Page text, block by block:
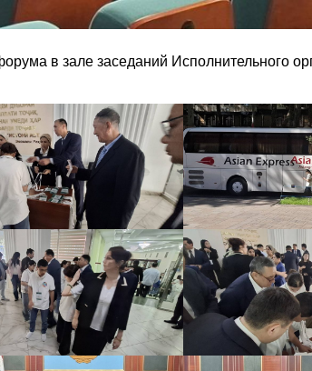
в зале заседаний Исполнительного